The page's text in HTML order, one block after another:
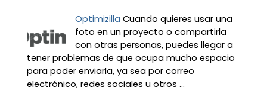
Optimizilla Cuando quieres usar una
foto en un proyecto o compartirla
con otras personas, puedes llegar a
tener problemas de que ocupa mucho espacio
para poder enviarla, ya sea por correo
electrónico, redes sociales u otros ...